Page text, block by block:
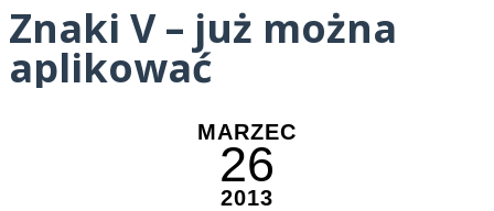
Znaki V – już można
aplikować
MARZEC
26
2013